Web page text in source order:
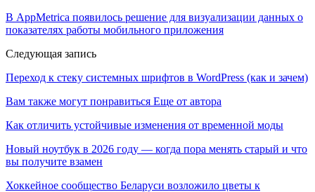
В AppMetrica появилось решение для визуализации данных о
показателях работы мобильного приложения
Следующая запись
Переход к стеку системных шрифтов в WordPress (как и зачем)
Вам также могут понравиться Еще от автора
Как отличить устойчивые изменения от временной моды
Новый ноутбук в 2026 году — когда пора менять старый и что
вы получите взамен
Хоккейное сообщество Беларуси возложило цветы к